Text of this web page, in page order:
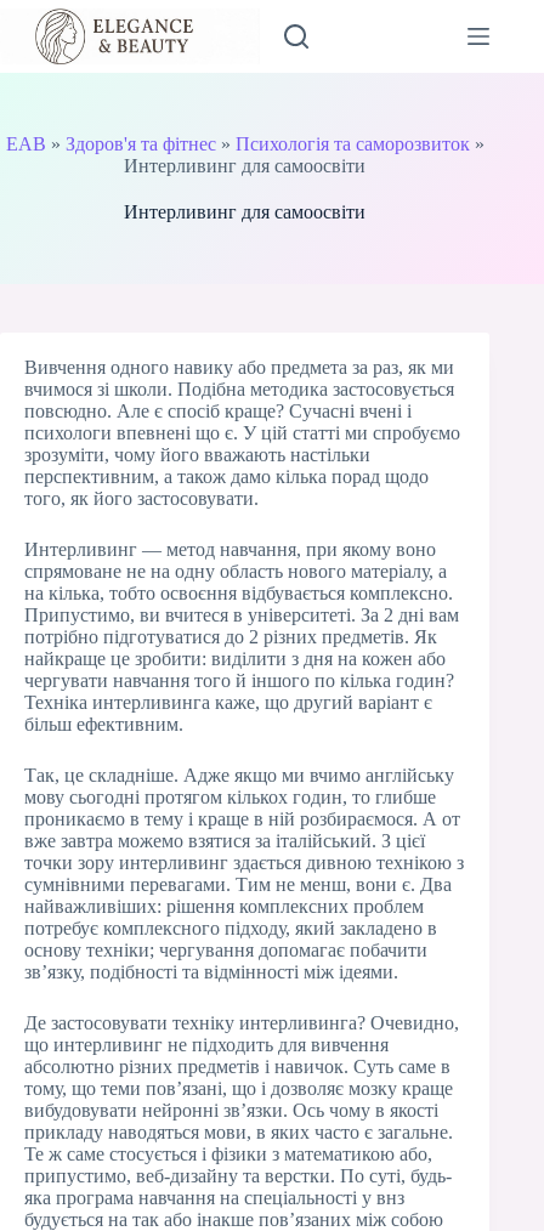
Перейти
вмісту
EAB » Здоров'я та фітнес» Психологія та саморозвиток»
Интерливинг для самоосвіти
Интерливинг для самоосвіти
Вивчення одного навику або предмета за раз, як ми
вчимося зі школи. Подібна методика застосовується
повсюдно. Але є спосіб краще? Сучасні вчені і
психологи впевнені що є. У цій статті ми спробуємо
зрозуміти, чому його вважають настільки
перспективним, а також дамо кілька порад щодо
того, як його застосовувати.
Интерливинг — метод навчання, при якому воно
спрямоване не на одну область нового матеріалу, а
на кілька, тобто освоєння відбувається комплексно.
Припустимо, ви вчитеся в університеті. За 2 дні вам
потрібно підготуватися до 2 різних предметів. Як
найкраще це зробити: виділити з дня на кожен або
чергувати навчання того й іншого по кілька годин?
Техніка интерливинга каже, що другий варіант є
більш ефективним.
Так, це складніше. Адже якщо ми вчимо англійську
мову сьогодні протягом кількох годин, то глибше
проникаємо в тему і краще в ній розбираємося. А от
вже завтра можемо взятися за італійський. З цієї
точки зору интерливинг здається дивною технікою з
сумнівними перевагами. Тим не менш, вони є. Два
найважливіших: рішення комплексних проблем
потребує комплексного підходу, який закладено в
основу техніки; чергування допомагає побачити
зв’язку, подібності та відмінності між ідеями.
Де застосовувати техніку интерливинга? Очевидно,
що интерливинг не підходить для вивчення
абсолютно різних предметів і навичок. Суть саме в
тому, що теми пов’язані, що і дозволяє мозку краще
вибудовувати нейронні зв’язки. Ось чому в якості
прикладу наводяться мови, в яких часто є загальне.
Те ж саме стосується і фізики з математикою або,
припустимо, веб-дизайну та верстки. По суті, будь-
яка програма навчання на спеціальності у внз
будується на так або інакше пов’язаних між собою